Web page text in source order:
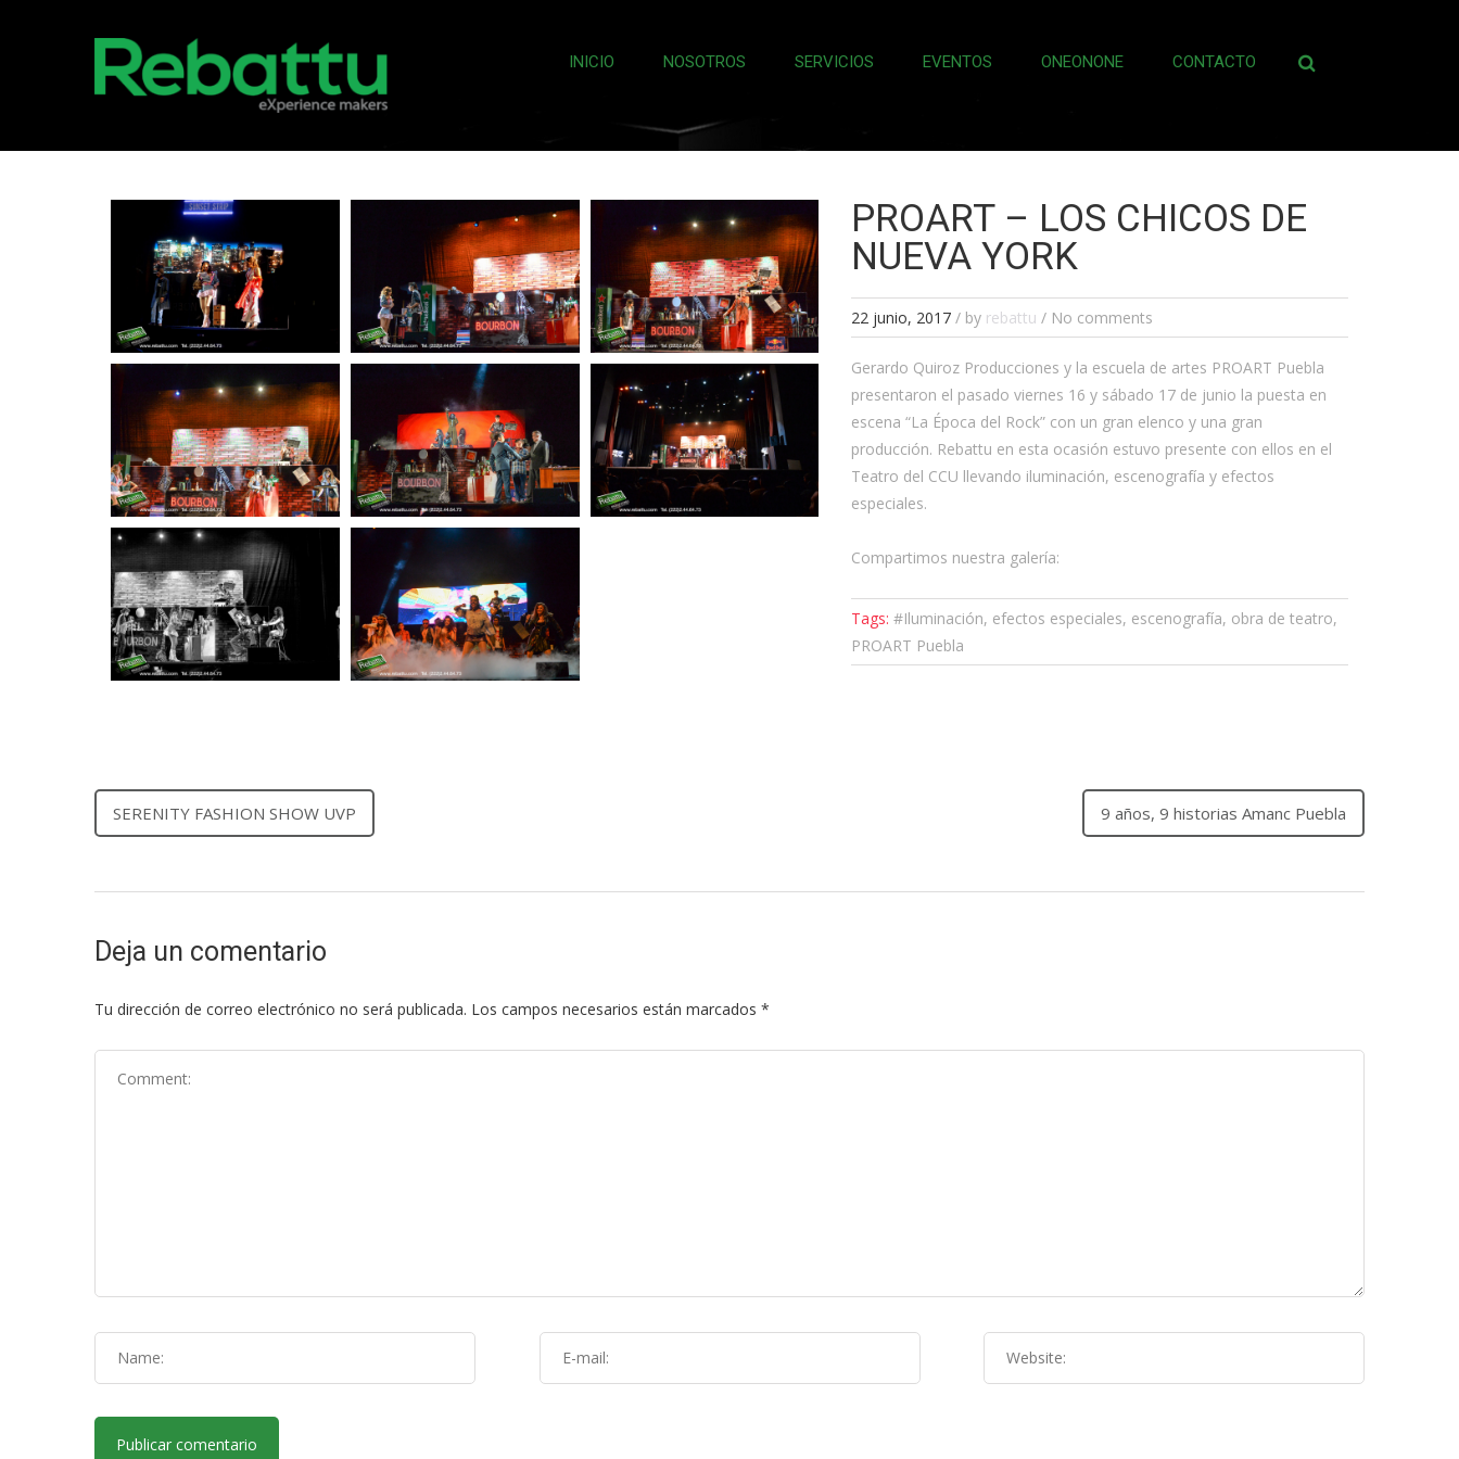
INICIO NOSOTROS SERVICIOS EVENTOS ONEONONE CONTACTO
Buscar:
PROART – LOS CHICOS DE
NUEVA YORK
22 junio, 2017 / by rebattu / No comments
Gerardo Quiroz Producciones y la escuela de artes PROART Puebla
presentaron el pasado viernes 16 y sábado 17 de junio la puesta en
escena “La Época del Rock” con un gran elenco y una gran
producción. Rebattu en esta ocasión estuvo presente con ellos en el
Teatro del CCU llevando iluminación, escenografía y efectos
especiales.
Compartimos nuestra galería:
Tags:#Iluminación, efectos especiales, escenografía, obra de teatro,
PROART Puebla
SERENITY FASHION SHOW UVP 9 años, 9 historias Amanc Puebla
Deja un comentario
Tu dirección de correo electrónico no será publicada. Los campos necesarios están marcados *